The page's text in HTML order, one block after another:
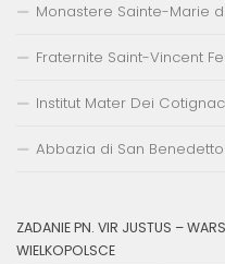
Monastere Sainte-Marie
Fraternite Saint-Vincent
Institut Mater Dei Cotignac
Abbazia di San
ZADANIE PN. VIR JUSTUS –
WIELKOPOLSCE